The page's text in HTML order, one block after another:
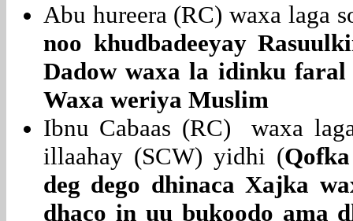
Abu hureera (RC) waxa laga
noo khudbadeeyay
Dadow waxa la idinku faral
Waxa weriya Muslim
Ibnu Cabaas (RC) waxa
illaahay (SCW) yidhi (
deg dego dhinaca Xajka
dhaco in uu bukoodo ama